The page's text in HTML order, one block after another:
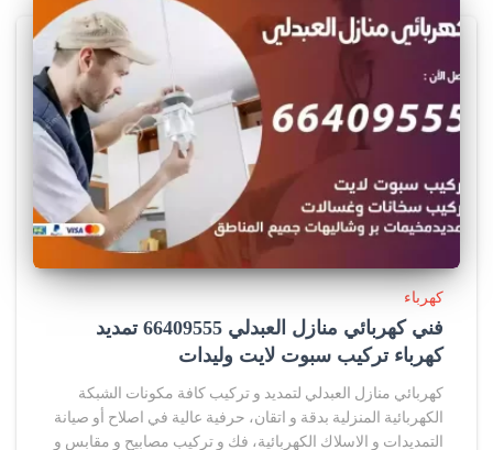
كهرباء
فني كهربائي منازل العبدلي 66409555 تمديد
كهرباء تركيب سبوت لايت وليدات
كهربائي منازل العبدلي لتمديد و تركيب كافة مكونات الشبكة
الكهربائية المنزلية بدقة و اتقان، حرفية عالية في اصلاح أو صيانة
التمديدات و الاسلاك الكهربائية، فك و تركيب مصابيح و مقابس و